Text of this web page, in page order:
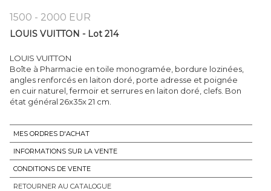
1500 - 2000 EUR
LOUIS VUITTON - Lot 214
LOUIS VUITTON
Boîte à Pharmacie en toile monogramée, bordure lozinées,
angles renforcés en laiton doré, porte adresse et poignée
en cuir naturel, fermoir et serrures en laiton doré, clefs. Bon
état général 26x35x 21 cm.
MES ORDRES D'ACHAT
INFORMATIONS SUR LA VENTE
CONDITIONS DE VENTE
RETOURNER AU CATALOGUE